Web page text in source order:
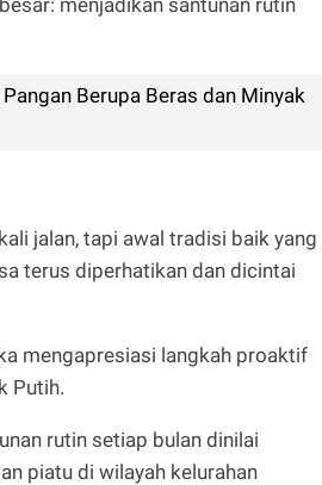
Berupa Beras dan Minyak
jalan, tapi awal tradisi baik yang
terus diperhatikan dan dicintai
mengapresiasi langkah proaktif
Putih.
rutin setiap bulan dinilai
piatu di wilayah kelurahan